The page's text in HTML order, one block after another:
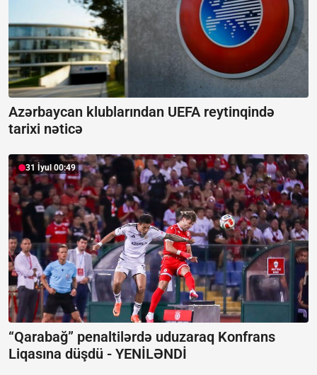
Azərbaycan klublarından UEFA reytinqində
tarixi nəticə
31 İyul 00:49
“Qarabağ” penaltilərdə uduzaraq Konfrans
Liqasına düşdü - YENİLƏNDİ